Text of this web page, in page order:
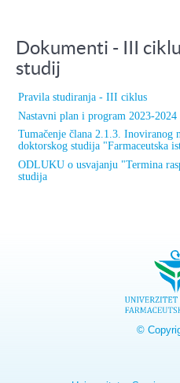
Dokumenti - III
studij
Pravila studiranja - III ciklus
Nastavni plan i program 2023-2024
Tumačenje člana 2.1.3. Inoviranog
doktorskog studija "Farmaceutska
ODLUKU o usvajanju "Termina
studija
©